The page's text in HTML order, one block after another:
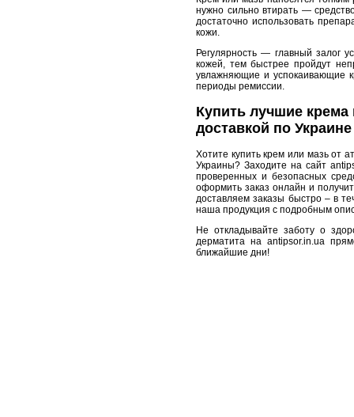
нужно сильно втирать —
достаточно использовать
кожи.
Регулярность — главный залог
кожей, тем быстрее пройдут
увлажняющие и успокаивающие
периоды ремиссии.
Купить лучшие крема
доставкой по
Хотите купить крем или мазь от
Украины? Заходите на сайт
проверенных и безопасных
оформить заказ онлайн и
доставляем заказы быстро – в
наша продукция с подробным
Не откладывайте заботу о
дерматита на antipsor.in.ua
ближайшие дни!